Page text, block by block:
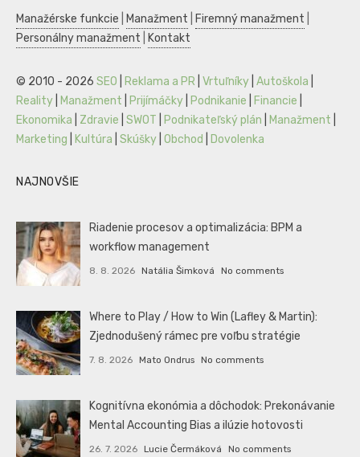
Manažérske funkcie Manažment Firemný manažment
Personálny manažment
Kontakt
© 2010 - 2026 SEO Reklama a PR Vrtuľníky Autoškola
Reality
Manažment Prijímáčky Podnikanie Financie
Ekonomika
Zdravie SWOT Podnikateľský plán Manažment
Marketing
Kultúra Skúšky Obchod Dovolenka
NAJNOVŠIE
Riadenie procesov a optimalizácia: BPM a
workflow management
8. 8. 2026 Natália Šimková No comments
Where to Play / How to Win (Lafley & Martin):
Zjednodušený rámec pre voľbu stratégie
7. 8. 2026 Mato Ondrus No comments
Kognitívna ekonómia a dôchodok: Prekonávanie
Mental Accounting Bias a ilúzie hotovosti
26. 7. 2026 Lucie Čermáková No comments